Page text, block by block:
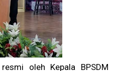
oleh Kepala BPSDM